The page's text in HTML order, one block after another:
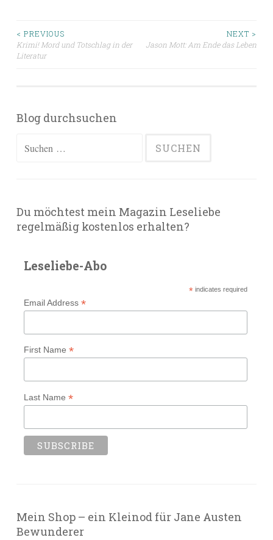
Beitragsnavigation
< PREVIOUS
Krimi! Mord und Totschlag in der
Literatur
NEXT >
Jason Mott: Am Ende das Leben
Blog durchsuchen
Suchen
Du möchtest mein Magazin Leseliebe
regelmäßig kostenlos erhalten?
Leseliebe-Abo
*indicates required
Email Address *
First Name *
Last Name *
Mein Shop – ein Kleinod für Jane Austen
Bewunderer